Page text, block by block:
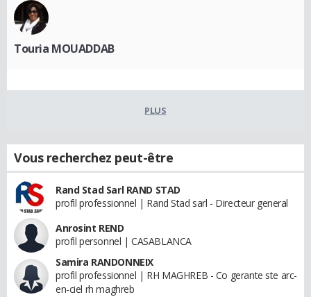
Touria MOUADDAB
PLUS
Vous recherchez peut-être
Rand Stad Sarl RAND STAD
profil professionnel | Rand Stad sarl - Directeur general
Anrosint REND
profil personnel | CASABLANCA
Samira RANDONNEIX
profil professionnel | RH MAGHREB - Co gerante ste arc-
en-ciel rh maghreb